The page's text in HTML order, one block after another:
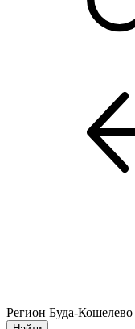
Регион Буда-Кошелево